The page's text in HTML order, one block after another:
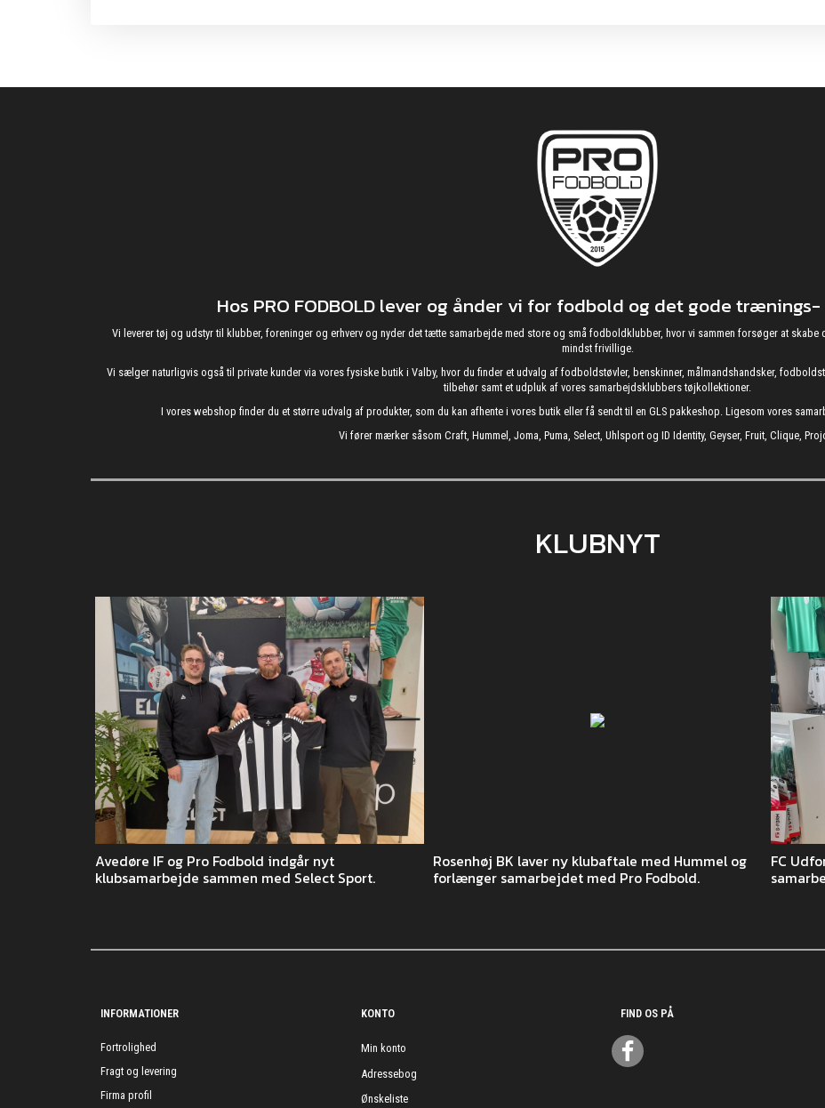
Hos PRO FODBOLD lever og ånder vi for fodbold og det gode
Vi leverer tøj og udstyr til klubber, foreninger og erhverv og nyder det tætte samarbejde med store og små fodboldklubber, hvor vi sammen forsøger at
mindst frivillige.
Vi sælger naturligvis også til private kunder via vores fysiske butik i Valby, hvor du finder et udvalg af fodboldstøvler, benskinner, målmandshandsker,
tilbehør samt et udpluk af vores samarbejdsklubbers tøjkollektioner.
I vores webshop finder du et større udvalg af produkter, som du kan afhente i vores butik eller få sendt til en GLS pakkeshop. Ligesom vores
Vi fører mærker såsom Craft, Hummel, Joma, Puma, Select, Uhlsport og ID Identity, Geyser, Fruit, Clique,
KLUBNYT
Avedøre IF og Pro Fodbold indgår nyt
klubsamarbejde sammen med Select Sport.
Rosenhøj BK laver ny klubaftale med Hummel og
forlænger samarbejdet med Pro Fodbold.
FC
INFORMATIONER
Fortrolighed
Fragt og levering
Firma profil
KONTO
Min konto
Adressebog
Ønskeliste
FIND OS PÅ